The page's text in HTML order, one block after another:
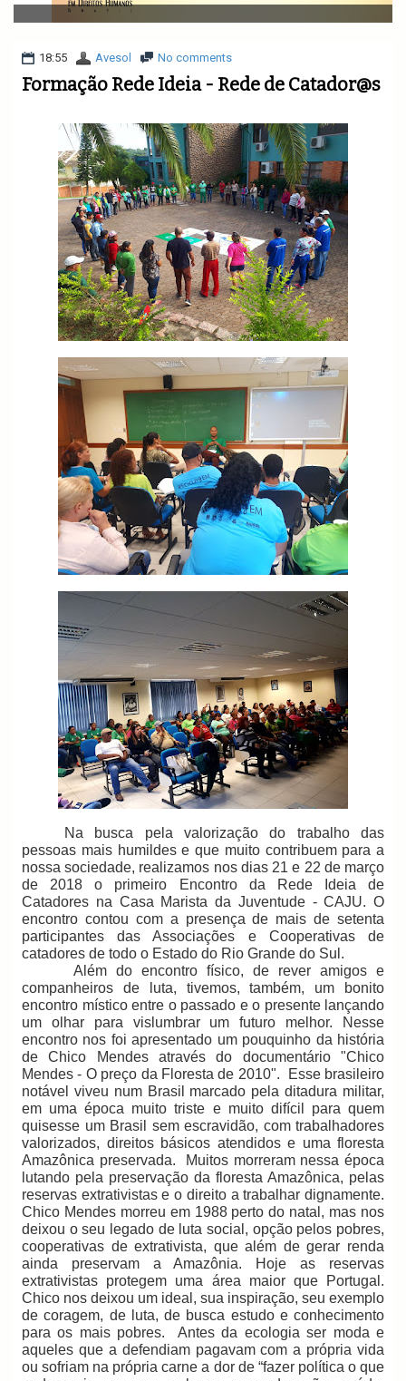
v
i
a
n
18:55 Avesol No comments
Formação Rede Ideia - Rede de Catador@s
Na busca pela valorização do trabalho das
pessoas mais humildes e que muito contribuem para a
nossa sociedade, realizamos nos dias 21 e 22 de março
de 2018 o primeiro Encontro da Rede Ideia de
Catadores na Casa Marista da Juventude - CAJU. O
encontro contou com a presença de mais de setenta
participantes das Associações e Cooperativas de
catadores de todo o Estado do Rio Grande do Sul.
Além do encontro físico, de rever amigos e
companheiros de luta, tivemos, também, um bonito
encontro místico entre o passado e o presente lançando
um olhar para vislumbrar um futuro melhor. Nesse
encontro nos foi apresentado um pouquinho da história
de Chico Mendes através do documentário "Chico
Mendes - O preço da Floresta de 2010".
Esse brasileiro
notável viveu num Brasil marcado pela ditadura militar,
em uma época muito triste e muito difícil para quem
quisesse um Brasil sem escravidão, com trabalhadores
valorizados, direitos básicos atendidos e uma floresta
Amazônica preservada.
Muitos morreram nessa época
lutando pela preservação da floresta Amazônica, pelas
reservas extrativistas e o direito a trabalhar dignamente.
Chico Mendes morreu em 1988 perto do natal, mas nos
deixou o seu legado de luta social, opção pelos pobres,
cooperativas de extrativista, que além de gerar renda
ainda preservam a Amazônia. Hoje as reservas
extrativistas protegem uma área maior que Portugal.
Chico nos deixou um ideal, sua inspiração, seu exemplo
de coragem, de luta, de busca estudo e conhecimento
para os mais pobres.
Antes da ecologia ser moda e
aqueles que a defendiam pagavam com a própria vida
ou sofriam na própria carne a dor de “fazer política o que